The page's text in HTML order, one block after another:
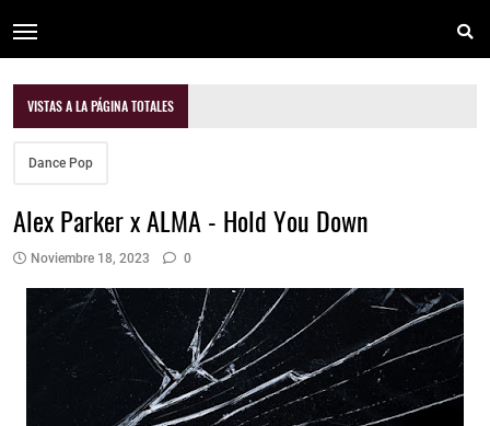
VISTAS A LA PÁGINA TOTALES
Dance Pop
Alex Parker x ALMA - Hold You Down
Noviembre 18, 2023 0